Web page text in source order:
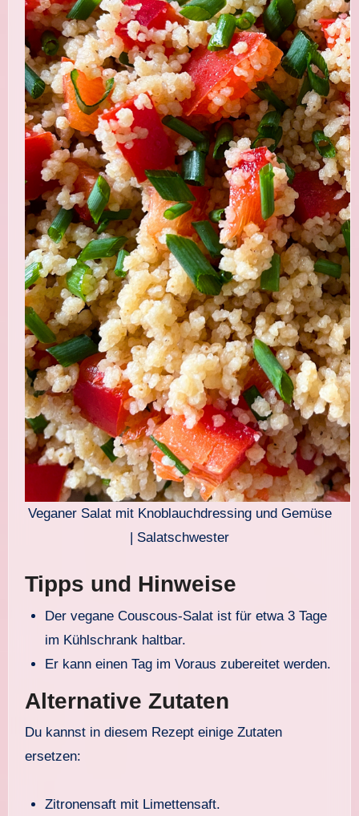
Veganer Salat mit Knoblauchdressing und Gemüse
| Salatschwester
Tipps und Hinweise
Der vegane Couscous-Salat ist für etwa 3 Tage
im Kühlschrank haltbar.
Er kann einen Tag im Voraus zubereitet werden.
Alternative Zutaten
Du kannst in diesem Rezept einige Zutaten
ersetzen:
Zitronensaft mit Limettensaft.